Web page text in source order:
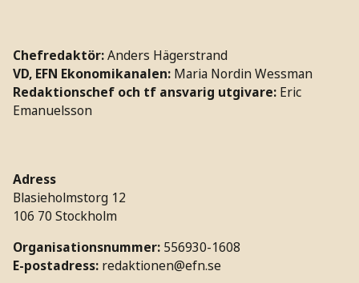
Chefredaktör:Anders Hägerstrand
VD, EFN Ekonomikanalen: Maria Nordin Wessman
Redaktionschef och tf ansvarig utgivare: Eric
Emanuelsson
Adress
Blasieholmstorg 12
106 70 Stockholm
Organisationsnummer: 556930-1608
E-postadress: redaktionen@efn.se